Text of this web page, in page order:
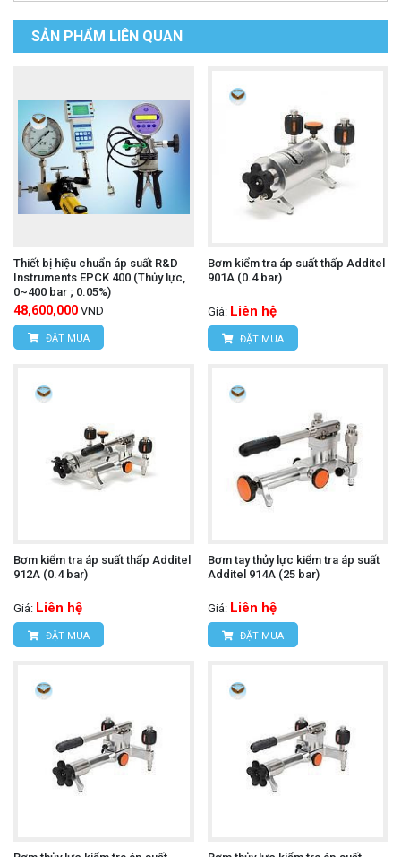
SẢN PHẨM LIÊN QUAN
Thiết bị hiệu chuẩn áp suất R&D
Instruments EPCK 400 (Thủy lực,
0~400 bar ; 0.05%)
48,600,000 VND
ĐẶT MUA
Bơm kiểm tra áp suất thấp Additel
901A (0.4 bar)
Giá: Liên hệ
ĐẶT MUA
Bơm kiểm tra áp suất thấp Additel
912A (0.4 bar)
Giá: Liên hệ
ĐẶT MUA
Bơm tay thủy lực kiểm tra áp suất
Additel 914A (25 bar)
Giá: Liên hệ
ĐẶT MUA